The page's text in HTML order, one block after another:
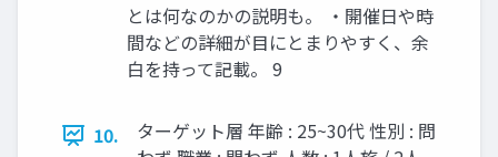
とは何なのかの説明も。 ・開催日や時
間などの詳細が目にとまりやすく、余
白を持って記載。 9
10.
ターゲット層 年齢 : 25~30代 性別 : 問